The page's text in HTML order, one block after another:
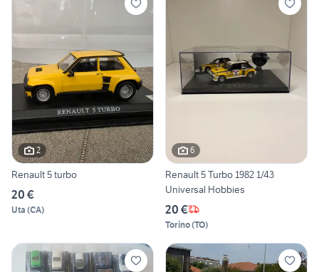
2
Renault 5 turbo
20 €
Uta (CA)
6
Renault 5 Turbo 1982 1/43
Universal Hobbies
20 €
Torino(TO)